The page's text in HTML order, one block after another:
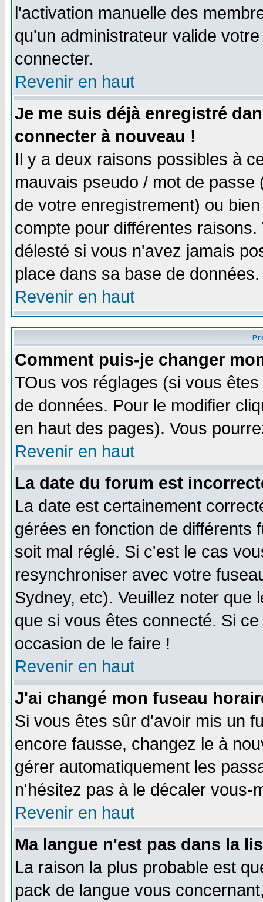
l'activation manuelle des
qu'un administrateur valide
connecter.
Revenir en haut
Je me suis déjà enregistré
connecter à nouveau !
Il y a deux raisons possibles à
mauvais pseudo / mot de
de votre enregistrement) ou
compte pour différentes
délesté si vous n'avez jamais
place dans sa base de
Revenir en haut
Comment puis-je changer
TOus vos réglages (si vous
de données. Pour le modifier
en haut des pages). Vous
Revenir en haut
La date du forum est
La date est certainement
gérées en fonction de différents
soit mal réglé. Si c'est le cas
resynchroniser avec votre
Sydney, etc). Veuillez noter que
que si vous êtes connecté. Si
occasion de le faire !
Revenir en haut
J'ai changé mon fuseau
Si vous êtes sûr d'avoir mis un
encore fausse, changez le à
gérer automatiquement les
n'hésitez pas à le décaler vous-
Revenir en haut
Ma langue n'est pas dans la
La raison la plus probable est
pack de langue vous